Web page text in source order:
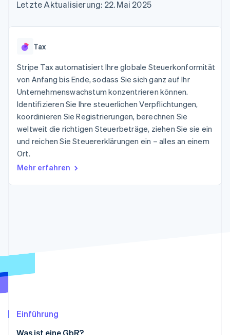
Authorization
Optimierung der
Autorisierungsraten
Link
Beschleunigter
Bezahlvorgang
Financial
Connections
Finanzdaten
Data Pipeline
Climate
Online-Identitätsprüfung
Geldmanagement
SaaS
Nach Branche
KI-Unternehmen
Gaming
Bewirtung, Reisen und
Freizeit
Versicherungen
Medien und
Organisationen
Marktplatz auf
Abonnementverwaltung
Abrechnung um
Stablecoin-gestützte
Karten ausgeben: So
geht´s
Bereitstellung und
Verwaltung von
Diensten mit Agenten
Kontakt
kontaktieren
Partner werden
Letzte Aktualisierung: 22. Mai 2025
Tax
Stripe Tax automatisiert Ihre globale Steuerkonformität
von Anfang bis Ende, sodass Sie sich ganz auf Ihr
Unternehmenswachstum konzentrieren können.
Identifizieren Sie Ihre steuerlichen Verpflichtungen,
koordinieren Sie Registrierungen, berechnen Sie
weltweit die richtigen Steuerbeträge, ziehen Sie sie ein
und reichen Sie Steuererklärungen ein – alles an einem
Ort.
Mehr erfahren
Einführung